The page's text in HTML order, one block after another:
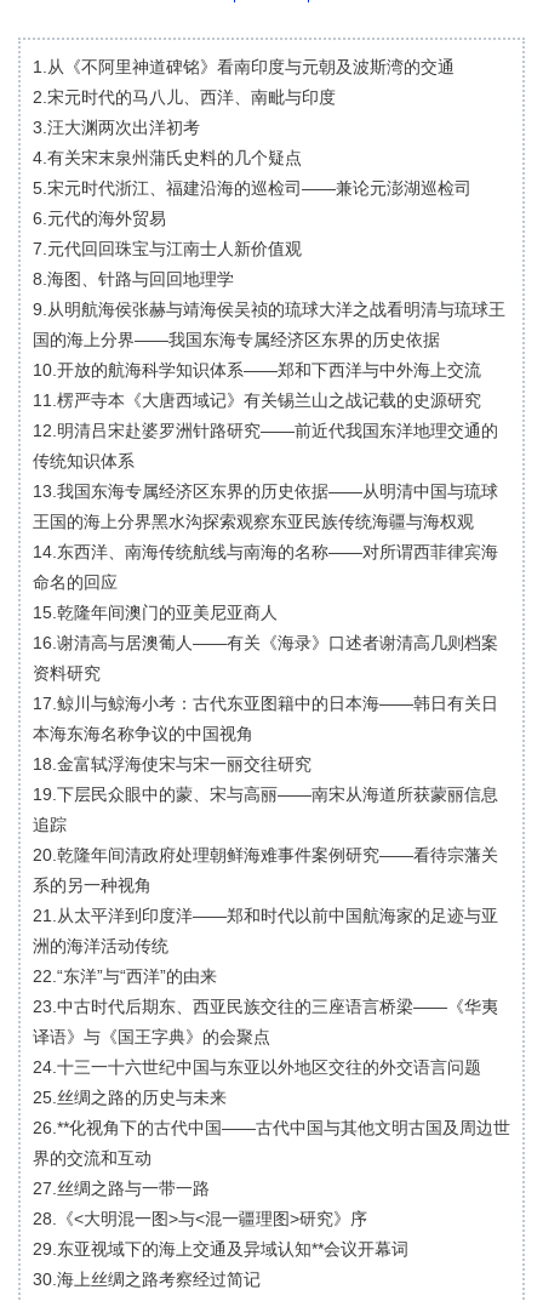
1.从《不阿里神道碑铭》看南印度与元朝及波斯湾的交通
2.宋元时代的马八儿、西洋、南毗与印度
3.汪大渊两次出洋初考
4.有关宋末泉州蒲氏史料的几个疑点
5.宋元时代浙江、福建沿海的巡检司——兼论元澎湖巡检司
6.元代的海外贸易
7.元代回回珠宝与江南士人新价值观
8.海图、针路与回回地理学
9.从明航海侯张赫与靖海侯吴祯的琉球大洋之战看明清与琉球王
国的海上分界——我国东海专属经济区东界的历史依据
10.开放的航海科学知识体系——郑和下西洋与中外海上交流
11.楞严寺本《大唐西域记》有关锡兰山之战记载的史源研究
12.明清吕宋赴婆罗洲针路研究——前近代我国东洋地理交通的
传统知识体系
13.我国东海专属经济区东界的历史依据——从明清中国与琉球
王国的海上分界黑水沟探索观察东亚民族传统海疆与海权观
14.东西洋、南海传统航线与南海的名称——对所谓西菲律宾海
命名的回应
15.乾隆年间澳门的亚美尼亚商人
16.谢清高与居澳葡人——有关《海录》口述者谢清高几则档案
资料研究
17.鲸川与鲸海小考：古代东亚图籍中的日本海——韩日有关日
本海东海名称争议的中国视角
18.金富轼浮海使宋与宋一丽交往研究
19.下层民众眼中的蒙、宋与高丽——南宋从海道所获蒙丽信息
追踪
20.乾隆年间清政府处理朝鲜海难事件案例研究——看待宗藩关
系的另一种视角
21.从太平洋到印度洋——郑和时代以前中国航海家的足迹与亚
洲的海洋活动传统
22.“东洋”与“西洋”的由来
23.中古时代后期东、西亚民族交往的三座语言桥梁——《华夷
译语》与《国王字典》的会聚点
24.十三一十六世纪中国与东亚以外地区交往的外交语言问题
25.丝绸之路的历史与未来
26.**化视角下的古代中国——古代中国与其他文明古国及周边世
界的交流和互动
27.丝绸之路与一带一路
28.《<大明混一图>与<混一疆理图>研究》序
29.东亚视域下的海上交通及异域认知**会议开幕词
30.海上丝绸之路考察经过简记